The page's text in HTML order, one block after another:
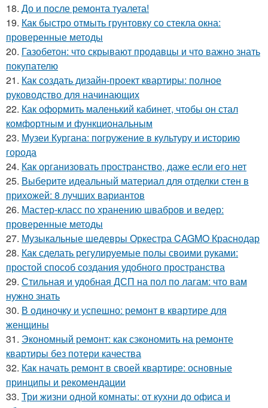
18. До и после ремонта туалета!
19. Как быстро отмыть грунтовку со стекла окна:
проверенные методы
20. Газобетон: что скрывают продавцы и что важно знать
покупателю
21. Как создать дизайн-проект квартиры: полное
руководство для начинающих
22. Как оформить маленький кабинет, чтобы он стал
комфортным и функциональным
23. Музеи Кургана: погружение в культуру и историю
города
24. Как организовать пространство, даже если его нет
25. Выберите идеальный материал для отделки стен в
прихожей: 8 лучших вариантов
26. Мастер-класс по хранению швабров и ведер:
проверенные методы
27. Музыкальные шедевры Оркестра CAGMO Краснодар
28. Как сделать регулируемые полы своими руками:
простой способ создания удобного пространства
29. Стильная и удобная ДСП на пол по лагам: что вам
нужно знать
30. В одиночку и успешно: ремонт в квартире для
женщины
31. Экономный ремонт: как сэкономить на ремонте
квартиры без потери качества
32. Как начать ремонт в своей квартире: основные
принципы и рекомендации
33. Три жизни одной комнаты: от кухни до офиса и